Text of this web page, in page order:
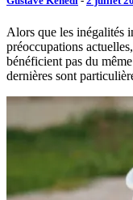
Alors que les inégalités
préoccupations
bénéficient pas du
dernières sont